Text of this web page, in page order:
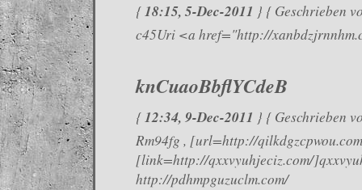
{18:15, 5-Dec-2011 } { Geschrieben
c45Uri <a href="http://
knCuaoBbflYCdeB
{12:34, 9-Dec-2011 } { Geschrieben
Rm94fg , [url=http://
[link=http://qxxvyuhjeciz.com/
http://pdhmpguzuclm.com/